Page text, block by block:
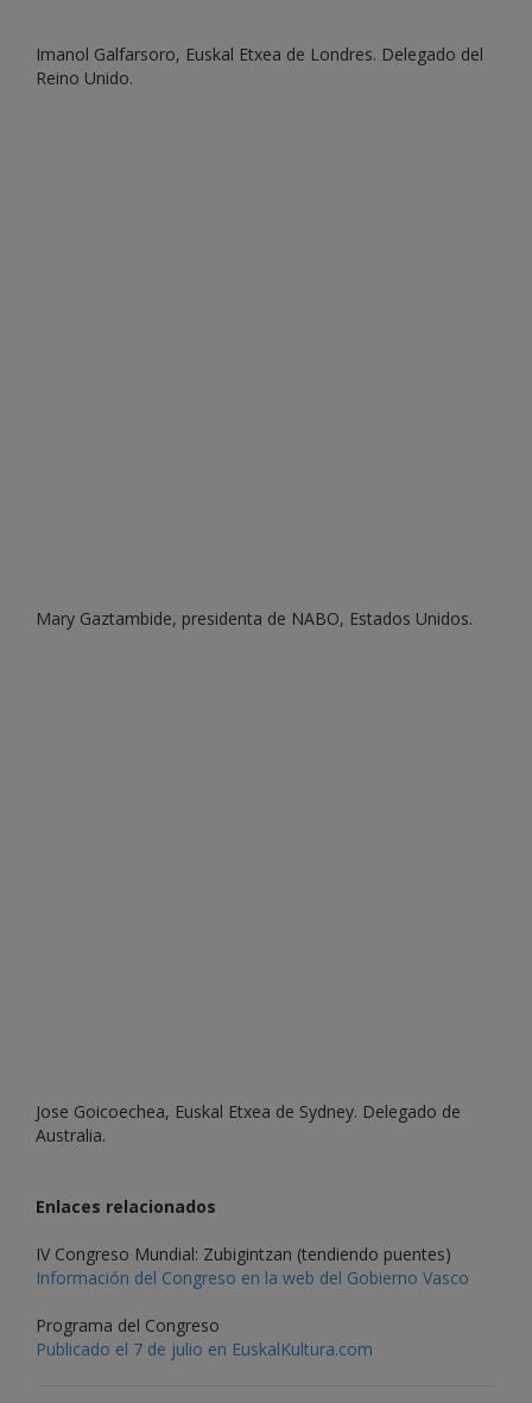
Imanol Galfarsoro, Euskal Etxea de Londres. Delegado del
Reino Unido.
Mary Gaztambide, presidenta de NABO, Estados Unidos.
Jose Goicoechea, Euskal Etxea de Sydney. Delegado de
Australia.
Enlaces relacionados
IV Congreso Mundial: Zubigintzan (tendiendo puentes)
Información del Congreso en la web del Gobierno Vasco
Programa del Congreso
Publicado el 7 de julio en EuskalKultura.com